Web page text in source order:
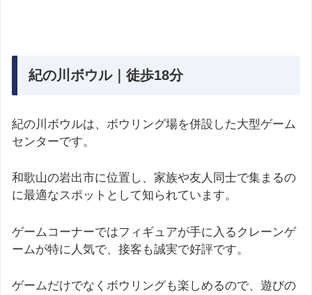
紀の川ボウル｜徒歩18分
紀の川ボウルは、ボウリング場を併設した大型ゲーム
センターです。
和歌山の岩出市に位置し、家族や友人同士で集まるの
に最適なスポットとして知られています。
ゲームコーナーではフィギュアが手に入るクレーンゲ
ームが特に人気で、接客も誠実で好評です。
ゲームだけでなくボウリングも楽しめるので、遊びの